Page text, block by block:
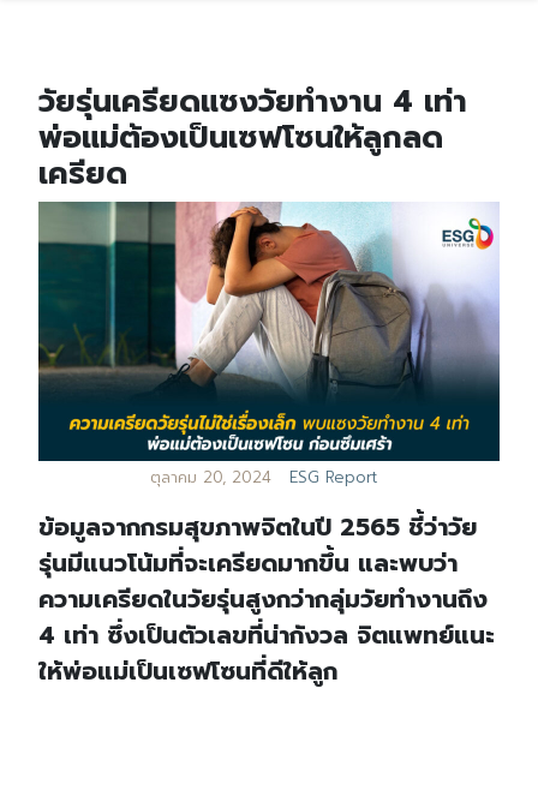
วัยรุ่นเครียดแซงวัยทำงาน 4 เท่า
พ่อแม่ต้องเป็นเซฟโซนให้ลูกลด
เครียด
ตุลาคม 20, 2024 ESG Report
ข้อมูลจากกรมสุขภาพจิตในปี 2565 ชี้ว่าวัย
รุ่นมีแนวโน้มที่จะเครียดมากขึ้น และพบว่า
ความเครียดในวัยรุ่นสูงกว่ากลุ่มวัยทำงานถึง
4 เท่า ซึ่งเป็นตัวเลขที่น่ากังวล จิตแพทย์แนะ
ให้พ่อแม่เป็นเซฟโซนที่ดีให้ลูก